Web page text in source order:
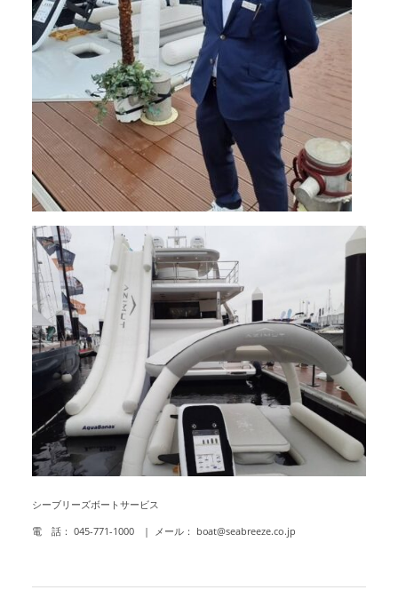
シーブリーズボートサービス
電 話： 045-771-1000 | メール： boat@seabreeze.co.jp